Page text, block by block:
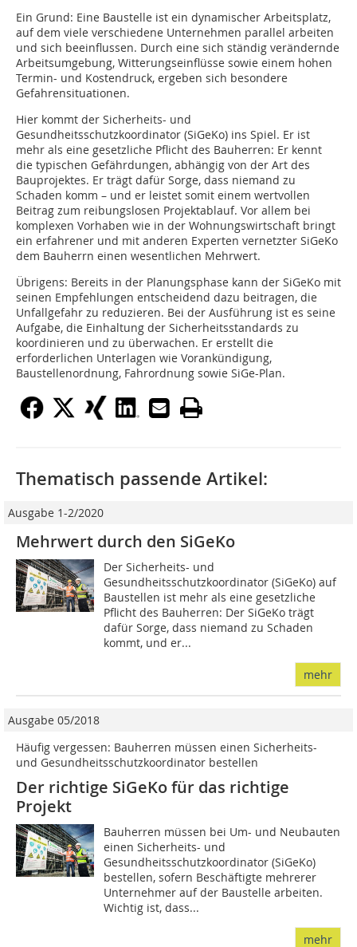
Ein Grund: Eine Baustelle ist ein dynamischer Arbeitsplatz,
auf dem viele verschiedene Unternehmen parallel arbeiten
und sich beeinflussen. Durch eine sich ständig verändernde
Arbeitsumgebung, Witterungseinflüsse sowie einem hohen
Termin- und Kostendruck, ergeben sich besondere
Gefahrensituationen.
Hier kommt der Sicherheits- und
Gesundheitsschutzkoordinator (SiGeKo) ins Spiel. Er ist
mehr als eine gesetzliche Pflicht des Bauherren: Er kennt
die typischen Gefährdungen, abhängig von der Art des
Bauprojektes. Er trägt dafür Sorge, dass niemand zu
Schaden komm – und er leistet somit einem wertvollen
Beitrag zum reibungslosen Projektablauf. Vor allem bei
komplexen Vorhaben wie in der Wohnungswirtschaft bringt
ein erfahrener und mit anderen Experten vernetzter SiGeKo
dem Bauherrn einen wesentlichen Mehrwert.
Übrigens: Bereits in der Planungsphase kann der SiGeKo mit
seinen Empfehlungen entscheidend dazu beitragen, die
Unfallgefahr zu reduzieren. Bei der Ausführung ist es seine
Aufgabe, die Einhaltung der Sicherheitsstandards zu
koordinieren und zu überwachen. Er erstellt die
erforderlichen Unterlagen wie Vorankündigung,
Baustellenordnung, Fahrordnung sowie SiGe-Plan.
Thematisch passende Artikel:
Ausgabe 1-2/2020
Mehrwert durch den SiGeKo
Der Sicherheits- und
Gesundheitsschutzkoordinator (SiGeKo) auf
Baustellen ist mehr als eine gesetzliche
Pflicht des Bauherren: Der SiGeKo trägt
dafür Sorge, dass niemand zu Schaden
kommt, und er...
mehr
Ausgabe 05/2018
Häufig vergessen: Bauherren müssen einen Sicherheits-
und Gesundheitsschutzkoordinator bestellen
Der richtige SiGeKo für das richtige
Projekt
Bauherren müssen bei Um- und Neubauten
einen Sicherheits- und
Gesundheitsschutzkoordinator (SiGeKo)
bestellen, sofern Beschäftigte mehrerer
Unternehmer auf der Baustelle arbeiten.
Wichtig ist, dass...
mehr